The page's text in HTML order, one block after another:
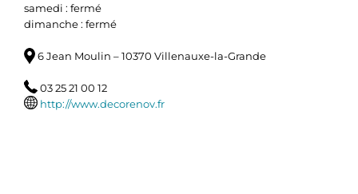
samedi : fermé
dimanche : fermé
6 Jean Moulin – 10370 Villenauxe-la-Grande
03 25 21 00 12
http://www.decorenov.fr